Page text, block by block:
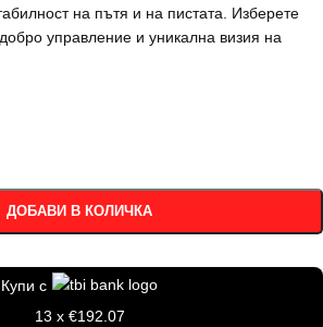
на пътя и на пистата. Изберете
управление и уникална визия на
ДОБАВИ В КОЛИЧКА
Купи с
13 x €192.07